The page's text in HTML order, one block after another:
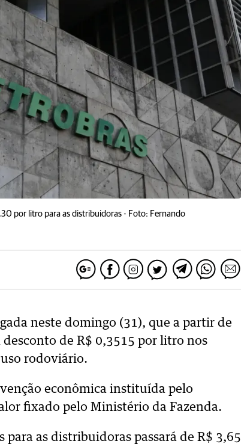
por litro para as distribuidoras - Foto: Fernando
neste domingo (31), que a partir de
de R$ 0,3515 por litro nos
rodoviário.
econômica instituída pelo
fixado pelo Ministério da Fazenda.
as distribuidoras passará de R$ 3,65